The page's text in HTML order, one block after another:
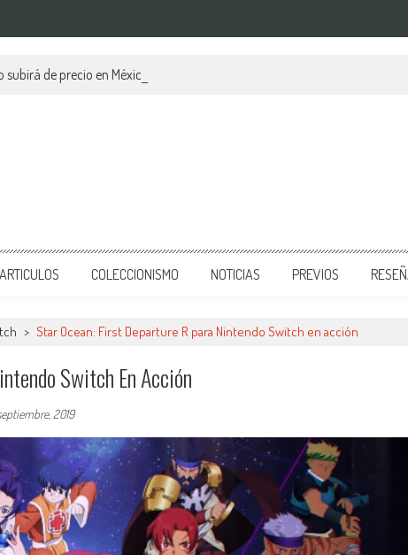
de precio en México?
ARTICULOS COLECCIONISMO NOTICIAS PREVIOS
> Star Ocean: First Departure R para Nintendo Switch en acción
Switch En Acción
2019